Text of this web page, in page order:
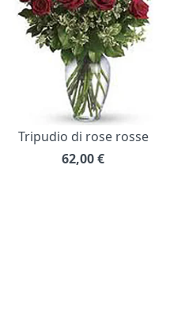
Tripudio di rose rosse
62,00€